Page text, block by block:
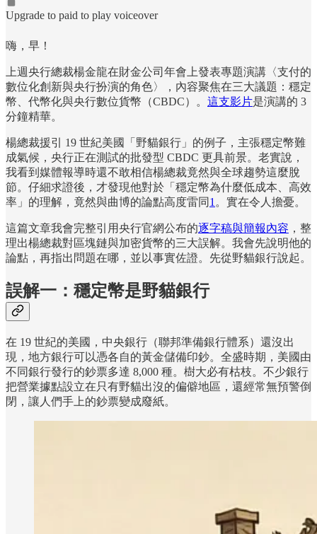
Upgrade to paid to play voiceover
嗨，早！
上週央行總裁楊金龍在財金公司年會上發表專題演講〈支付的
數位化創新與央行扮演的角色〉，內容聚焦在三大議題：穩定
幣、代幣化與央行數位貨幣（CBDC）。 這支影片是演講的 3
分鐘精華。
楊總裁援引 19 世紀美國「野貓銀行」的例子，主張穩定幣難
成氣候，央行正在測試的批發型 CBDC 更具前景。老實說，
我看到媒體報導時還不敢相信楊總裁竟然與全球趨勢這麼脫
節。仔細求證後，才發現他對於「穩定幣為什麼低成本、高效
率」的理解，竟然與曲博的論點高度雷同 1 。實在令人擔憂。
這篇文章我會完整引用央行官網公布的逐字稿與簡報內容 ，整
理出楊總裁對區塊鏈與加密貨幣的三大誤解。我會先說明他的
論點，再指出問題在哪，並以事實佐證。先從野貓銀行說起。
誤解一：穩定幣是野貓銀行
在 19 世紀的美國，中央銀行（聯邦準備銀行體系）還沒出
現，地方銀行可以憑各自的黃金儲備印鈔。全盛時期，美國由
不同銀行發行的鈔票多達 8,000 種。樹大必有枯枝。不少銀行
把營業據點設立在只有野貓出沒的偏僻地區，還經常無預警倒
閉，讓人們手上的鈔票變成廢紙。